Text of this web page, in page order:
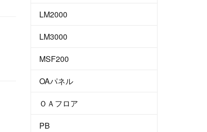
LM2000
LM3000
MSF200
OAパネル
ＯＡフロア
PB